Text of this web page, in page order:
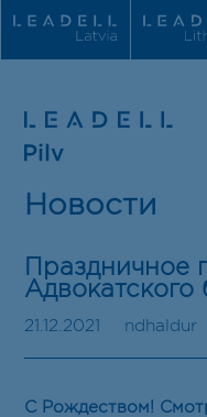
Новости
Праздничное
21.12.2021 ndhaldur
С Рождеством!